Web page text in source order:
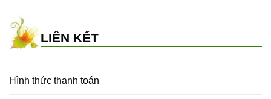
LIÊN KẾT
Hình thức thanh toán